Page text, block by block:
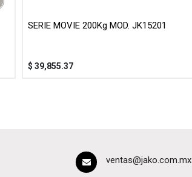
SERIE MOVIE 200Kg MOD. JK15201
$ 39,855.37
ventas@jako.com.mx